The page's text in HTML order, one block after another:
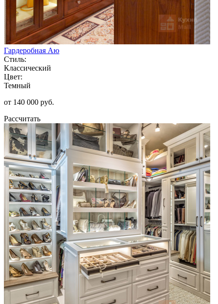
Гардеробная Аю
Стиль:
Классический
Цвет:
Темный
от 140 000 руб.
Рассчитать